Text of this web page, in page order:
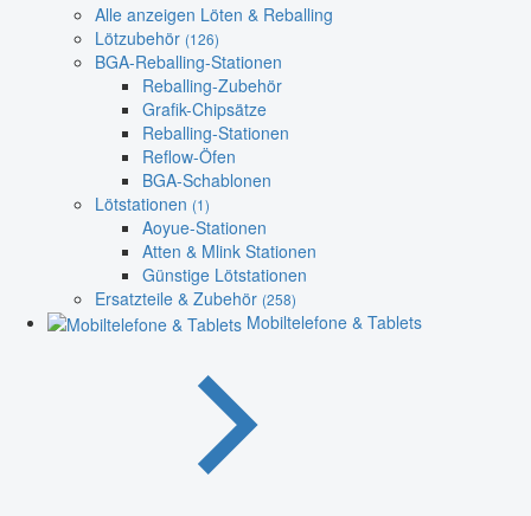
Alle anzeigen Löten & Reballing
Lötzubehör (126)
BGA-Reballing-Stationen
Reballing-Zubehör
Grafik-Chipsätze
Reballing-Stationen
Reflow-Öfen
BGA-Schablonen
Lötstationen (1)
Aoyue-Stationen
Atten & Mlink Stationen
Günstige Lötstationen
Ersatzteile & Zubehör (258)
Mobiltelefone & Tablets